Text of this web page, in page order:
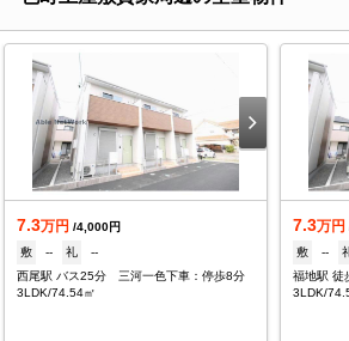
7.3万円 /4,000円
敷
-- 礼
--
西尾駅 バス25分 三河一色下車：停歩8分
3LDK/74.54㎡
7.3万円
敷
--
福地駅 徒
3LDK/